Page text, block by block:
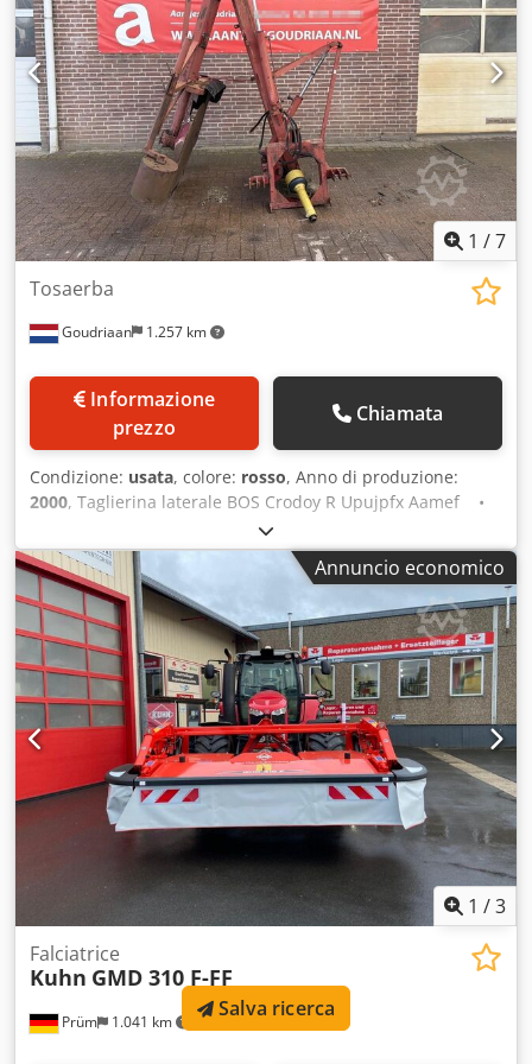
1 /7
Goudriaan 1.257 km
Tosaerba
prezzo
Chiamata
Condizione: usata, colore: rosso, Anno di produzione:
2000, Taglierina laterale BOS Crodoy R Upujpfx Aamef •
Azionamento tramite presa di forza (PDF) • Attacco a tre
punti • Inclusa presa di forza Condizioni: Usato Anno di
costruzione: 2000
Annuncio economico
1 /3
Prüm 1.041 km
Falciatrice
Kuhn GMD 310 F-FF
Salva ricerca